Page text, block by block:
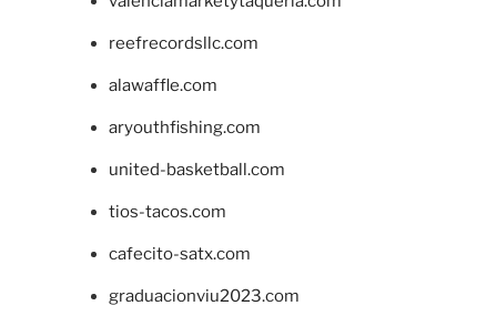
reefrecordsllc.com
alawaffle.com
aryouthfishing.com
united-basketball.com
tios-tacos.com
cafecito-satx.com
graduacionviu2023.com